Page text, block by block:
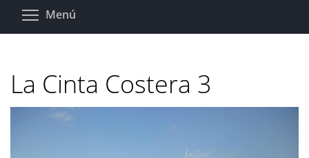
Pasar
Menú
La Cinta Costera 3